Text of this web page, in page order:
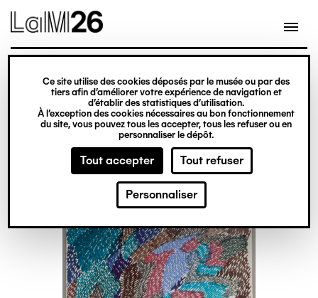
Gestion des cookies
Ce site utilise des cookies déposés par le musée ou par des
tiers afin d’améliorer votre expérience de navigation et
d’établir des statistiques d’utilisation.
À l’exception des cookies nécessaires au bon fonctionnement
du site, vous pouvez tous les accepter, tous les refuser ou en
personnaliser le dépôt.
Tout accepter Tout refuser
Personnaliser
contenu